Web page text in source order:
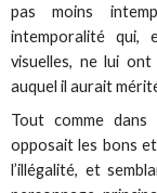
pas moins
intemporalité qui,
visuelles, ne lui
auquel il aurait
Tout comme dans
opposait les bons
l’illégalité, et